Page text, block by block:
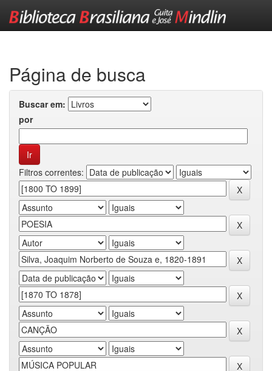
Página de busca
Buscar em:
por
Filtros correntes: